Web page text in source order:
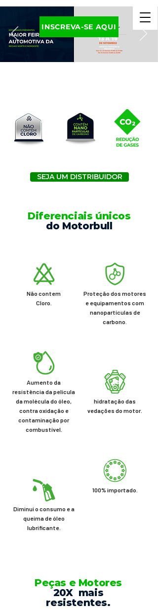
INSCREVA-SE AQUI
SEJA UM DISTRIBUIDOR
Diferenciais únicos
do Motorbull
Não contem
Cloro.
Aumento da
resistência da película
da molécula do óleo,
contra oxidação e
contaminação por
combustível.
Diminui o consumo e a
queima de óleo
lubrificante.
Proteção dos motores
e equipamentos com
nanopartículas de
carbono.
hidratação das
vedações do motor.
100% importado.
Peças e Motores
20X mais
resistentes.